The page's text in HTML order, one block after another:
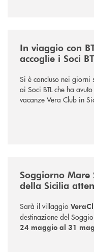
In viaggio con
accoglie i Soci
Si è concluso nei
ai Soci BTL che ha
vacanze Vera Club in
Soggiorno Mare
della Sicilia
Sarà il villaggio
destinazione del
24 maggio al 31